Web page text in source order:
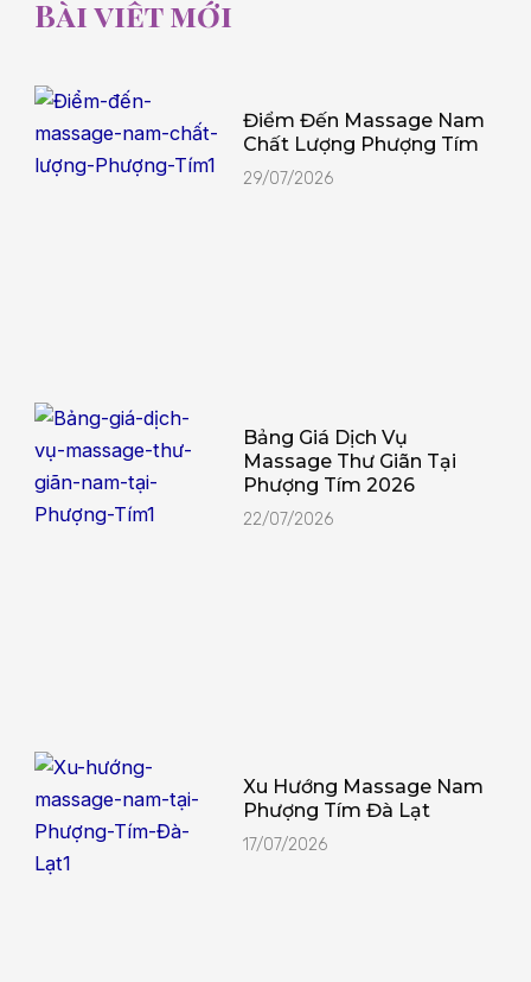
Bài viết mới
Điểm Đến Massage Nam
Chất Lượng Phượng Tím
29/07/2026
Bảng Giá Dịch Vụ
Massage Thư Giãn Tại
Phượng Tím 2026
22/07/2026
Xu Hướng Massage Nam
Phượng Tím Đà Lạt
17/07/2026